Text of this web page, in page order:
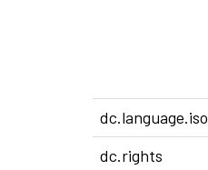
dc.language.iso
dc.rights